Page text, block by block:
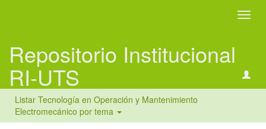
Repositorio Institucional
RI-UTS
Listar Tecnología en Operación y Mantenimiento
Electromecánico por tema